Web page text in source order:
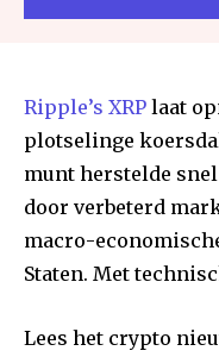
Ripple’s XRP laat
plotselinge
munt herstelde snel
door verbeterd
macro-
Staten. Met
Lees het crypto